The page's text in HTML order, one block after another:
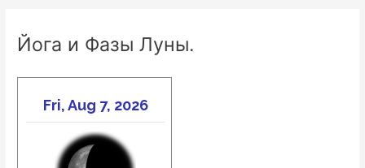
Йога и Фазы Луны.